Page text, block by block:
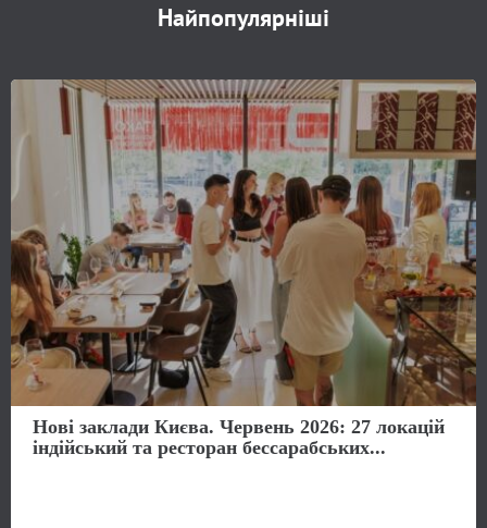
Найпопулярніші
Нові заклади Києва. Червень 2026: 27 локацій
індійський та ресторан бессарабських...